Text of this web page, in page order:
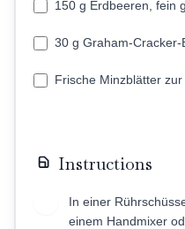
150 g Erdbeeren, fein
30 g Graham-Cracker-
Frische Minzblätter
Instructions
In einer
einem Handmixer